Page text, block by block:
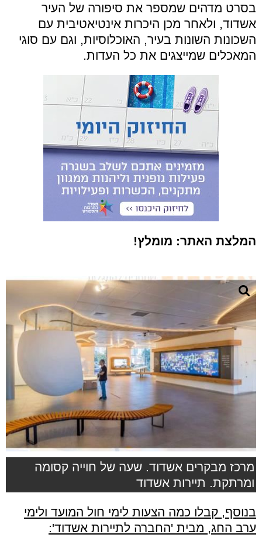
בסרט מדהים שמספר את סיפורה של העיר
אשדוד, ולאחר מכן היכרות אינטיאטיבית עם
השכונות השונות בעיר, האוכלוסיות, וגם עם סוגי
המאכלים שמייצגים את כל העדות.
המלצת האתר: מומלץ!
מרכז מבקרים אשדוד. שעה של חוייה קסומה
ומרתקת. תיירות אשדוד
בנוסף, קבלו כמה הצעות לימי חול המועד ולימי
ערב החג, מבית 'החברה לתיירות אשדוד':